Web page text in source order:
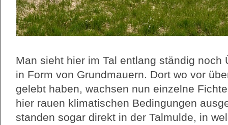
Man sieht hier im Tal entlang ständig noch
in Form von Grundmauern. Dort wo vor
gelebt haben, wachsen nun einzelne
hier rauen klimatischen Bedingungen
standen sogar direkt in der Talmulde, in